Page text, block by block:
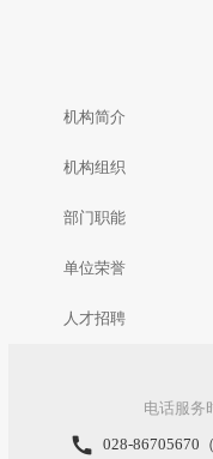
机构简介
机构组织
部门职能
单位荣誉
人才招聘
电话服务
call 028-86705670